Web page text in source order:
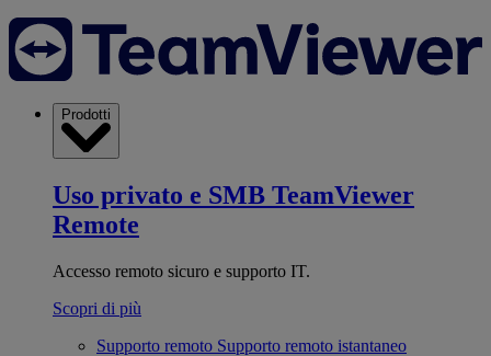
Prodotti
Uso privato e SMB TeamViewer
Remote
Accesso remoto sicuro e supporto IT.
Scopri di più
Supporto remoto Supporto remoto istantaneo